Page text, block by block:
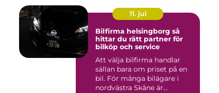
11. jul
Bilfirma helsingborg så
hittar du rätt partner för
bilköp och service
Att välja bilfirma handlar
sällan bara om priset på en
bil. För många bilägare i
nordvästra Skåne är...